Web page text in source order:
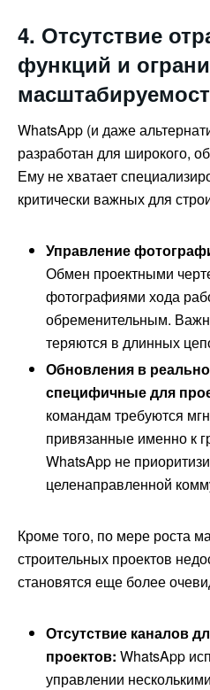
4. Отсутствие
функций и
WhatsApp (и даже
разработан для широкого,
Ему не хватает
критически важных для
Управление
Обмен проектными
фотографиями хода
обременительным.
теряются в длинных
Обновления в
специфичные для
командам требуются
привязанные именно к
WhatsApp не
целенаправленной
Кроме того, по мере роста
строительных проектов
становятся еще более
Отсутствие каналов
проектов: WhatsApp
управлении